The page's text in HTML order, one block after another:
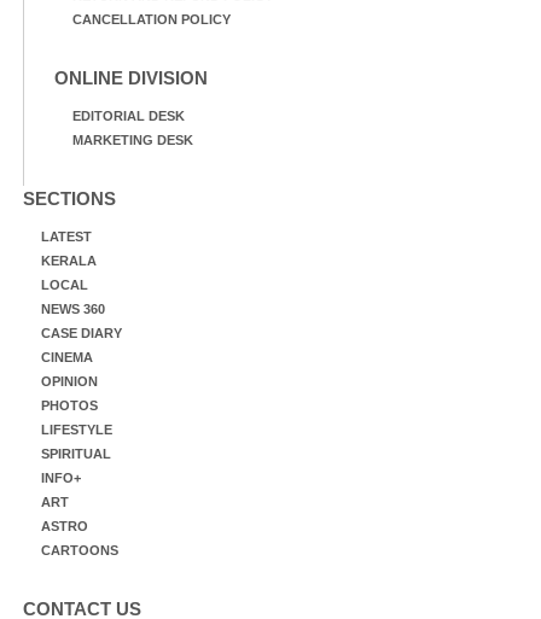
CANCELLATION POLICY
ONLINE DIVISION
EDITORIAL DESK
MARKETING DESK
SECTIONS
LATEST
KERALA
LOCAL
NEWS 360
CASE DIARY
CINEMA
OPINION
PHOTOS
LIFESTYLE
SPIRITUAL
INFO+
ART
ASTRO
CARTOONS
CONTACT US